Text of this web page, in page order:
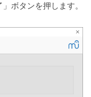
ボタンを押します。